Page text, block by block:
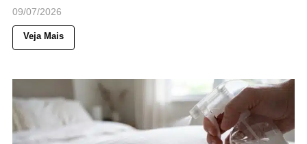
09/07/2026
Veja Mais